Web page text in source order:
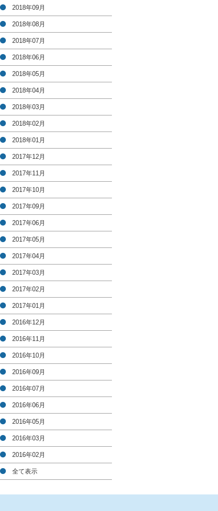
2018年09月
2018年08月
2018年07月
2018年06月
2018年05月
2018年04月
2018年03月
2018年02月
2018年01月
2017年12月
2017年11月
2017年10月
2017年09月
2017年06月
2017年05月
2017年04月
2017年03月
2017年02月
2017年01月
2016年12月
2016年11月
2016年10月
2016年09月
2016年07月
2016年06月
2016年05月
2016年03月
2016年02月
全て表示